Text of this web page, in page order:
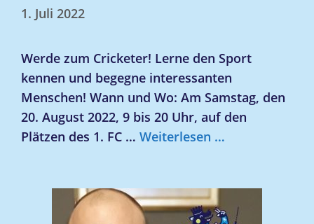
1. Juli 2022
Werde zum Cricketer! Lerne den Sport
kennen und begegne interessanten
Menschen! Wann und Wo: Am Samstag, den
20. August 2022, 9 bis 20 Uhr, auf den
Plätzen des 1. FC … Weiterlesen …